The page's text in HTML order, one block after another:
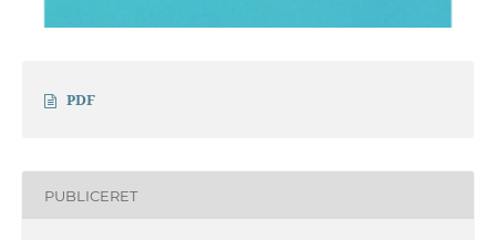
PDF
PUBLICERET